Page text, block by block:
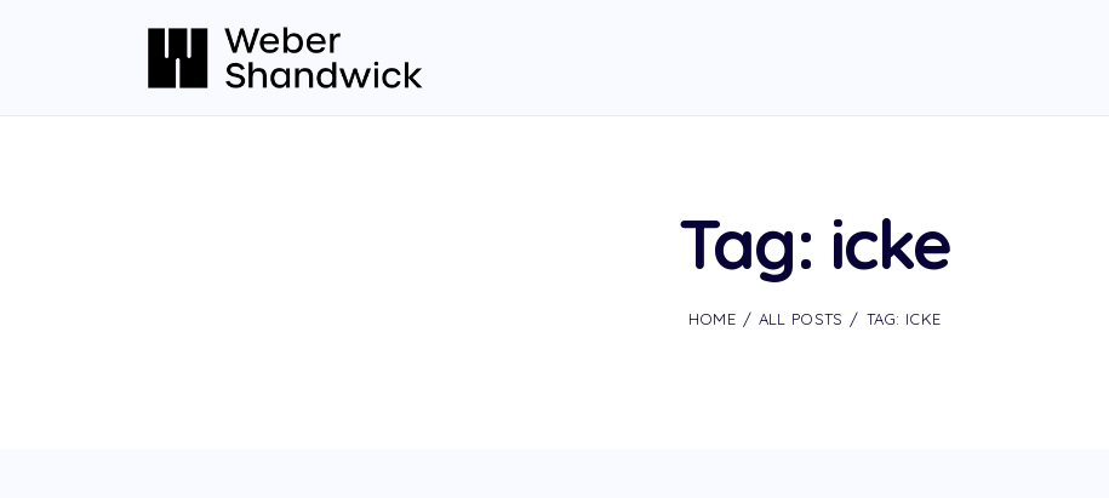
Tag: icke
HOME ALL POSTS TAG: ICKE